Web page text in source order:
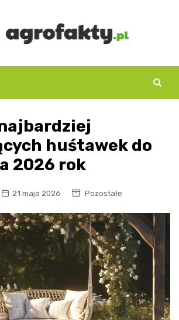
huśtawek do
2026 rok
21 maja 2026 Pozostałe